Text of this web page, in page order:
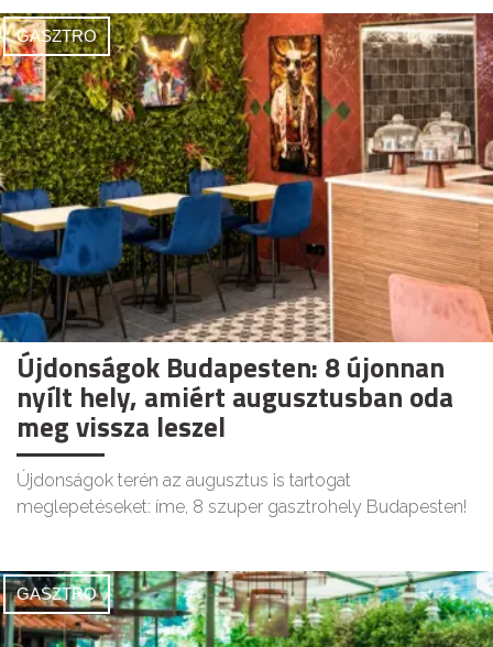
GASZTRO
Újdonságok Budapesten: 8 újonnan
nyílt hely, amiért augusztusban oda
meg vissza leszel
Újdonságok terén az augusztus is tartogat
meglepetéseket: íme, 8 szuper gasztrohely Budapesten!
GASZTRO